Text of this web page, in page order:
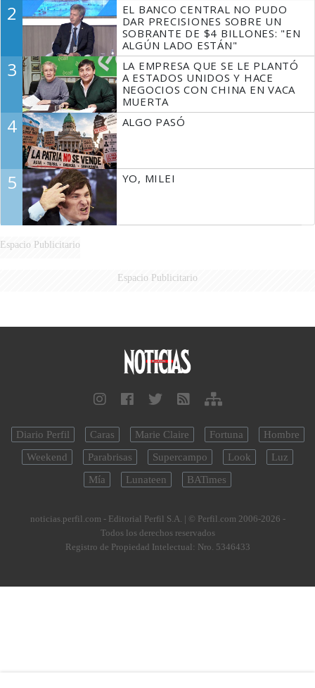
2
EL BANCO CENTRAL NO PUDO
DAR PRECISIONES SOBRE UN
SOBRANTE DE $4 BILLONES: "EN
ALGÚN LADO ESTÁN"
3
LA EMPRESA QUE SE LE PLANTÓ
A ESTADOS UNIDOS Y HACE
NEGOCIOS CON CHINA EN VACA
MUERTA
4 ALGO PASÓ
5 YO, MILEI
Espacio Publicitario
Espacio Publicitario
Diario Perfil Caras Marie Claire Fortuna
Hombre
Weekend
Parabrisas Supercampo Look
Luz
Mía
Lunateen BATimes
noticias.perfil.com - Editorial Perfil S.A. | © Perfil.com 2006-2026 -
Todos los derechos reservados
Registro de Propiedad Intelectual: Nro. 5346433